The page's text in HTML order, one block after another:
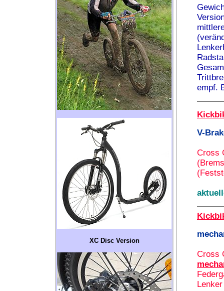
XC Disc Version
empf.
V-
Cross
Cross